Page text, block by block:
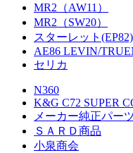
MR2（AW11）
MR2（SW20）
スターレット(EP82)
AE86 LEVIN/
セリカ
N360
K&G C72 SUPER
メーカー純正パー
ＳＡＲＤ商品
小泉商会